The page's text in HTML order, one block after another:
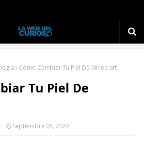
Cómo Cambiar Tu Piel De Minecraft
Tu Piel De
Septiembre 05, 2022